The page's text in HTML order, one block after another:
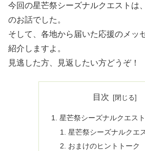
今回の星芒祭シーズナルクエストは
のお話でした。
そして、各地から届いた応援のメッ
紹介しますよ。
見逃した方、見返したい方どうぞ！
目次
星芒祭シーズナルクエスト
星芒祭シーズナルクエ
おまけのヒントトーク